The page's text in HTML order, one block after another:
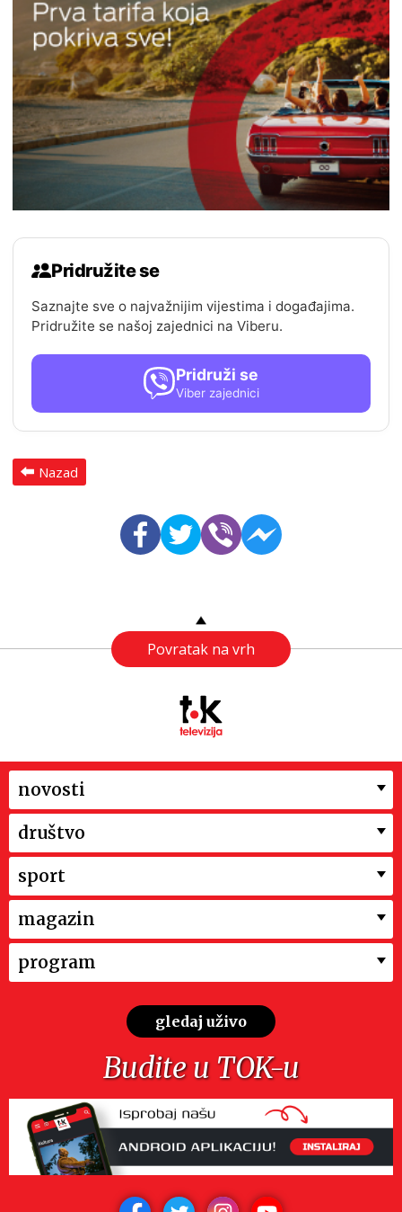
Pridružite se
Saznajte sve o najvažnijim vijestima i događajima.
Pridružite se našoj zajednici na Viberu.
Pridruži se
Viber zajednici
Nazad
Povratak na vrh
novosti
društvo
sport
magazin
program
gledaj uživo
Budite u TOK-u